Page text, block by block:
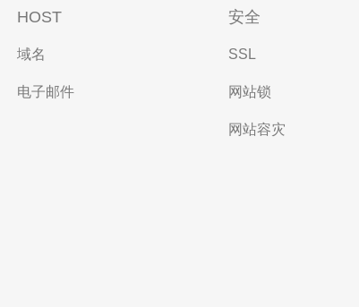
HOST
域名
电子邮件
安全
SSL
网站锁
网站容灾